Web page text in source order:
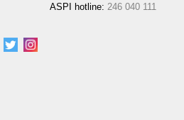
ASPI hotline: 246 040 111